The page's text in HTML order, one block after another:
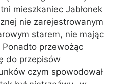
mieszkaniec Jabłonek
nie zarejestrowanym
starem, nie mając
przewożąc
do przepisów
czym spowodował